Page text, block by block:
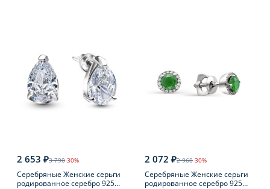
2 653 ₽3 790-30%
Серебряные Женские серьги
родированное серебро 925
2 072 ₽2 960-30%
Серебряные Женские серьги
родированное серебро 925